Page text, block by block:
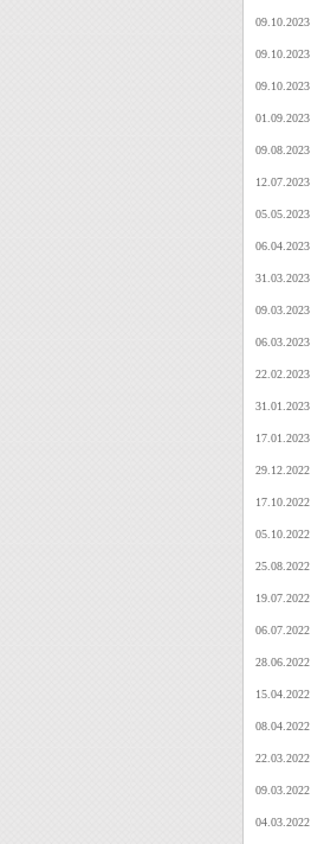
09.10.2023
09.10.2023
09.10.2023
01.09.2023
09.08.2023
12.07.2023
05.05.2023
06.04.2023
31.03.2023
09.03.2023
06.03.2023
22.02.2023
31.01.2023
17.01.2023
29.12.2022
17.10.2022
05.10.2022
25.08.2022
19.07.2022
06.07.2022
28.06.2022
15.04.2022
08.04.2022
22.03.2022
09.03.2022
04.03.2022